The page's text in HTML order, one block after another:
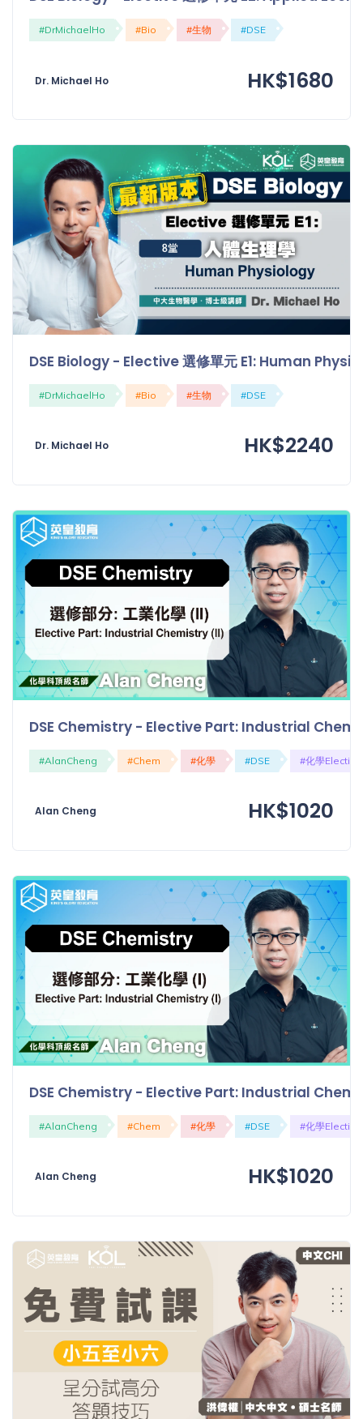
合所
有標#DrMichaelHo #Bio #生物 #DSE
Dr. Michael Ho HK$1680
DSE Biology - Elective 選修單元 E1: Human
#DrMichaelHo #Bio #生物 #DSE
Dr. Michael Ho HK$2240
DSE Chemistry - Elective Part: Industrial
#AlanCheng #Chem #化學 #DSE #化學Elective
Alan Cheng HK$1020
DSE Chemistry - Elective Part: Industrial
#AlanCheng #Chem #化學 #DSE #化學Elective
Alan Cheng HK$1020